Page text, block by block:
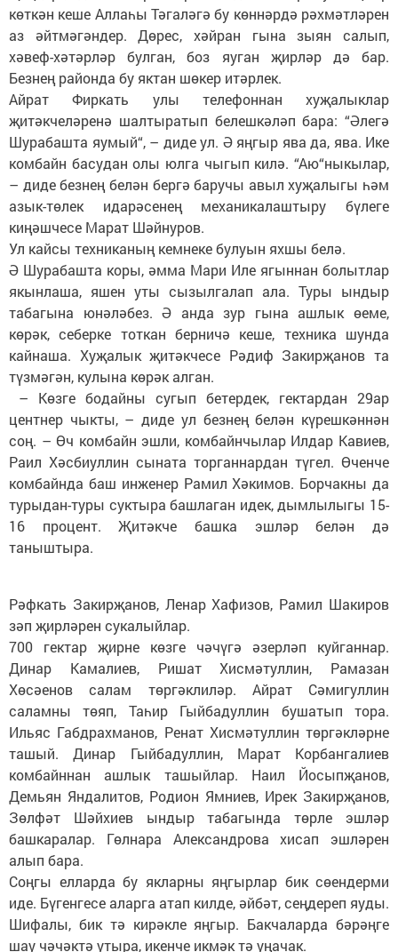
көткән кеше Аллаһы Тәгаләгә бу көннәрдә рәхмәтләрен
аз әйтмәгәндер. Дөрес, хәйран гына зыян салып,
хәвеф-хәтәрләр булган, боз яуган җирләр дә бар.
Безнең районда бу яктан шөкер итәрлек.
Айрат Фиркать улы телефоннан хуҗалыклар
җитәкчеләренә шалтыратып белешкәләп бара: “Әлегә
Шурабашта яумый“, – диде ул. Ә яңгыр ява да, ява. Ике
комбайн басудан олы юлга чыгып килә. “Аю“ныкылар,
– диде безнең белән бергә баручы авыл хуҗалыгы һәм
азык-төлек идарәсенең механикалаштыру бүлеге
киңәшчесе Марат Шәйнуров.
Ул кайсы техниканың кемнеке булуын яхшы белә.
Ә Шурабашта коры, әмма Мари Иле ягыннан болытлар
якынлаша, яшен уты сызылгалап ала. Туры ындыр
табагына юнәләбез. Ә анда зур гына ашлык өеме,
көрәк, себерке тоткан берничә кеше, техника шунда
кайнаша. Хуҗалык җитәкчесе Рәдиф Закирҗанов та
түзмәгән, кулына көрәк алган.
– Көзге бодайны сугып бетердек, гектардан 29ар
центнер чыкты, – диде ул безнең белән күрешкәннән
соң. – Өч комбайн эшли, комбайнчылар Илдар Кавиев,
Раил Хәсбиуллин сыната торганнардан түгел. Өченче
комбайнда баш инженер Рамил Хәкимов. Борчакны да
турыдан-туры суктыра башлаган идек, дымлылыгы 15-
16 процент. Җитәкче башка эшләр белән дә
таныштыра.
Рәфкать Закирҗанов, Ленар Хафизов, Рамил Шакиров
зәп җирләрен сукалыйлар.
700 гектар җирне көзге чәчүгә әзерләп куйганнар.
Динар Камалиев, Ришат Хисмәтуллин, Рамазан
Хөсәенов салам төргәклиләр. Айрат Сәмигуллин
саламны төяп, Таһир Гыйбадуллин бушатып тора.
Ильяс Габдрахманов, Ренат Хисмәтуллин төргәкләрне
ташый. Динар Гыйбадуллин, Марат Корбангалиев
комбайннан ашлык ташыйлар. Наил Йосыпҗанов,
Демьян Яндалитов, Родион Ямниев, Ирек Закирҗанов,
Зөлфәт Шәйхиев ындыр табагында төрле эшләр
башкаралар. Гөлнара Александрова хисап эшләрен
алып бара.
Соңгы елларда бу якларны яңгырлар бик сөендерми
иде. Бүгенгесе аларга атап килде, әйбәт, сеңдереп яуды.
Шифалы, бик тә кирәкле яңгыр. Бакчаларда бәрәңге
шау чәчәктә утыра, икенче икмәк тә уңачак.